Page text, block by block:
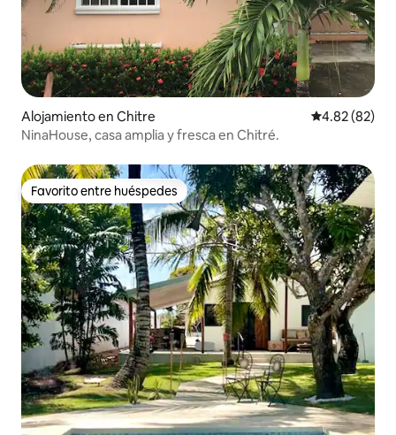
Alojamiento en Chitre Calificación
4.82 (82)
NinaHouse, casa amplia y fresca en Chitré.
Favorito entre huéspedes
Favorito entre huéspedes